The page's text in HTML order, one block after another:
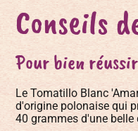
Conseils
Pour bien
Le Tomatillo Blanc
d'origine polonaise qui
40 grammes d'une